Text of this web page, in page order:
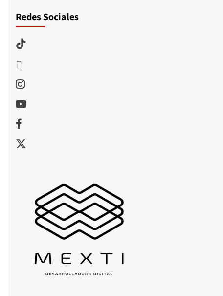
Redes Sociales
TikTok
Instagram
Youtube
Facebook
X